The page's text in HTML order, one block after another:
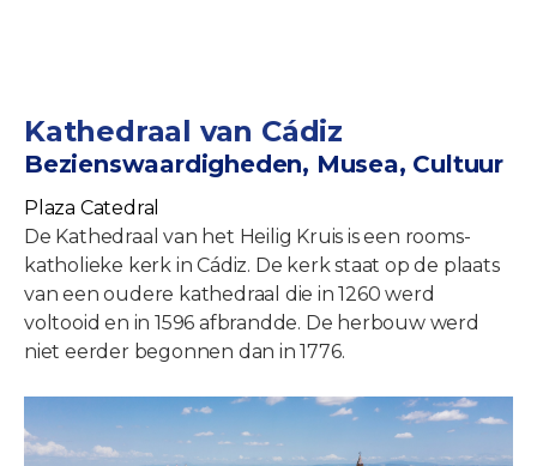
Kathedraal van Cádiz
Bezienswaardigheden, Musea, Cultuur
Plaza Catedral
De Kathedraal van het Heilig Kruis is een rooms-
katholieke kerk in Cádiz. De kerk staat op de plaats
van een oudere kathedraal die in 1260 werd
voltooid en in 1596 afbrandde. De herbouw werd
niet eerder begonnen dan in 1776.